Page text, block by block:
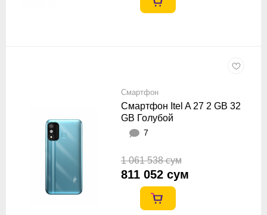
Смартфон
Смартфон Itel A 27 2 GB 32
GB Голубой
7
1 061 538 сум
811 052 сум